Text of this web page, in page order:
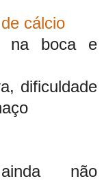
cálcio
na boca e
dificuldade
não